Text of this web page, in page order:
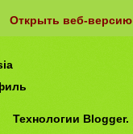
Открыть веб-версию
Технологии Blogger.